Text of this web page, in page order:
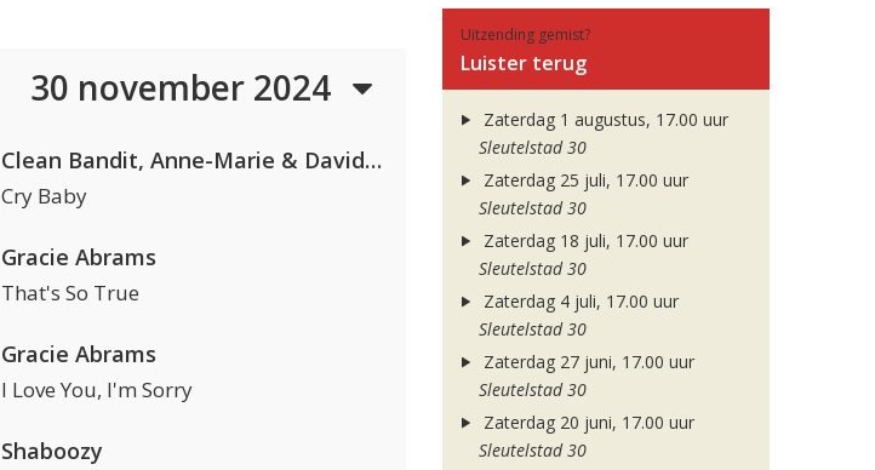
30 november 2024
Clean Bandit, Anne-Marie & David Guetta
Cry Baby
Gracie Abrams
That's So True
Gracie Abrams
I Love You, I'm Sorry
Shaboozy
Uitzending gemist?
Luister terug
Zaterdag 1 augustus, 17.00 uur
Sleutelstad 30
Zaterdag 25 juli, 17.00 uur
Sleutelstad 30
Zaterdag 18 juli, 17.00 uur
Sleutelstad 30
Zaterdag 4 juli, 17.00 uur
Sleutelstad 30
Zaterdag 27 juni, 17.00 uur
Sleutelstad 30
Zaterdag 20 juni, 17.00 uur
Sleutelstad 30